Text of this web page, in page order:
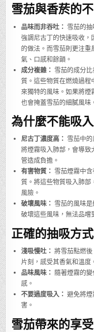
雪茄與香菸的
品味而非吞吐： 雪茄的
強調尼古丁的快速吸收，
的做法。而雪茄則更注
氣、口感和餘韻。
成分複雜： 雪茄的成分
質。這些物質在燃燒過程
來獨特的風味。如果將煙
也會掩蓋雪茄的細膩風味
為什麼不能吸
尼古丁濃度高： 雪茄中
將煙霧吸入肺部，會導致
管造成負擔。
有害物質： 雪茄煙霧中
質。將這些物質吸入肺部
風險。
破壞風味： 雪茄的風味
破壞這些風味，無法品嚐
正確的抽吸方式
淺吸慢吐： 將雪茄點燃
片刻，感受其香氣和溫度
品味風味： 隨著煙霧的
感。
不要過度吸入： 避免將
害。
雪茄帶來的享受